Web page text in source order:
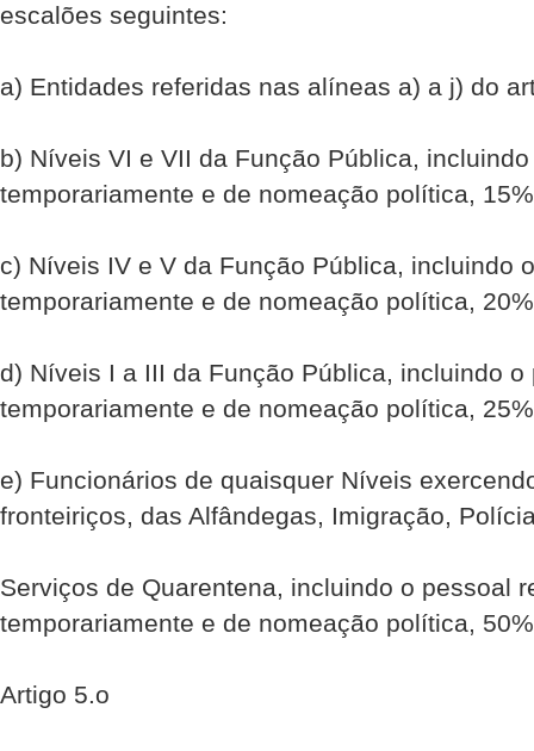
escalões seguintes:
a) Entidades referidas nas alíneas a) a j) do
b) Níveis VI e VII da Função Pública,
temporariamente e de nomeação política,
c) Níveis IV e V da Função Pública, incluindo
temporariamente e de nomeação política,
d) Níveis I a III da Função Pública, incluindo o
temporariamente e de nomeação política,
e) Funcionários de quaisquer Níveis
fronteiriços, das Alfândegas, Imigração,
Serviços de Quarentena, incluindo o pessoal
temporariamente e de nomeação política,
Artigo 5.o